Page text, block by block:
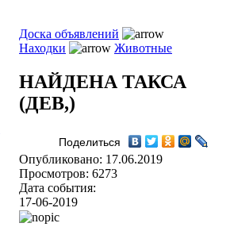
Доска объявлений
Находки
Животные
НАЙДЕНА ТАКСА
(ДЕВ,)
Поделиться
Опубликовано: 17.06.2019
Просмотров: 6273
Дата события:
17-06-2019